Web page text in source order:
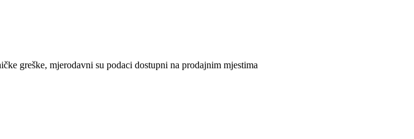
greške, mjerodavni su podaci dostupni na prodajnim mjestima